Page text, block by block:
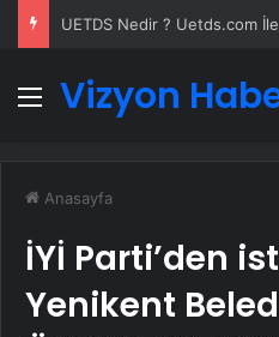
Menü
Vizyon
Anasayfa
İYİ Parti’den
Yenikent